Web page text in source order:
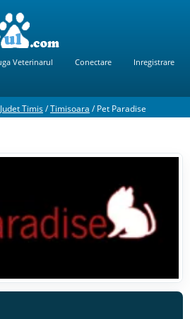
Veterinarul Conectare Inregistrare
Judet Timis/Timisoara /Pet Paradise